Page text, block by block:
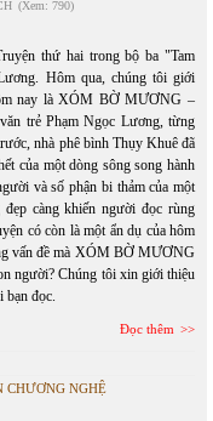
(Xem: 790)
thứ hai trong bộ ba "Tam
Hôm qua, chúng tôi giới
nay là XÓM BỜ MƯƠNG –
trẻ Phạm Ngọc Lương, từng
nhà phê bình Thụy Khuê đã
của một dòng sông song hành
và số phận bi thảm của một
càng khiến người đọc rùng
có còn là một ẩn dụ của hôm
vấn đề mà XÓM BỜ MƯƠNG
người? Chúng tôi xin giới thiệu
bạn đọc.
Đọc thêm
CHƯƠNG NGHỆ